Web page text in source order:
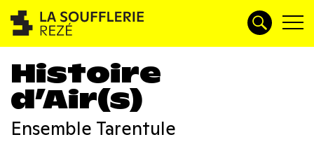
Histoire
d’Air(s)
Ensemble Tarentule